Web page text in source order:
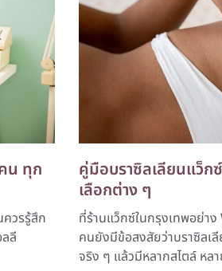
น ทุก
ควรรู้สึก
ลี
คู่มือบราซิลเลียนแว็ก
เลือกต่าง ๆ
ที่ร้านแว็กซ์ในกรุงเทพอย่าง
คนยังมีข้อสงสัยว่าบราซิลเ
จริง ๆ แล้วมีหลากสไตล์ หล